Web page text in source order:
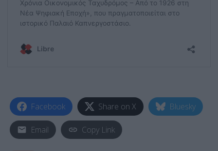
Facebook Share on X Bluesky
Email Copy Link